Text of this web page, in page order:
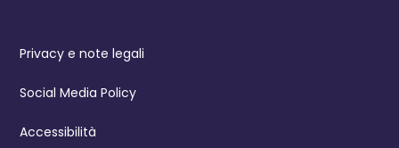
Privacy e note legali
Social Media Policy
Accessibilità